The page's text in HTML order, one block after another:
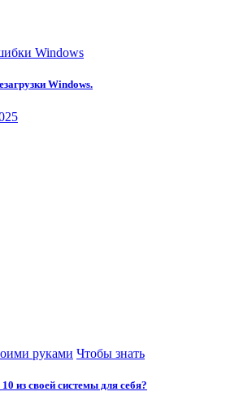
Windows
Windows.
руками Чтобы знать
из своей системы для себя?